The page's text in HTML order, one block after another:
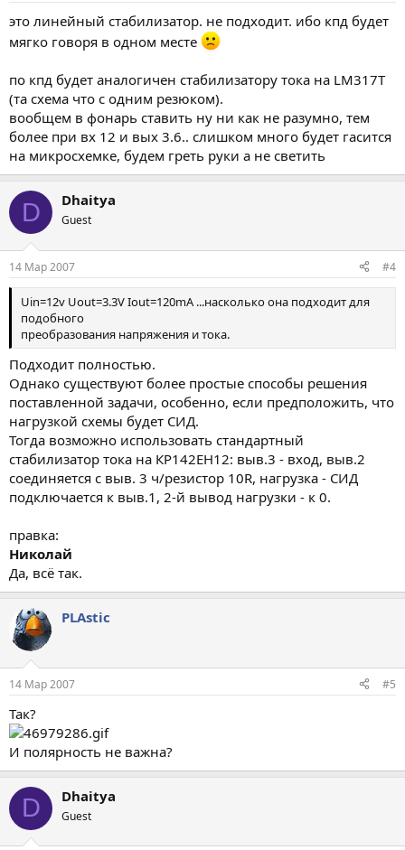
это линейный стабилизатор. не подходит. ибо кпд будет
мягко говоря в одном месте
по кпд будет аналогичен стабилизатору тока на LM317T
(та схема что с одним резюком).
вообщем в фонарь ставить ну ни как не разумно, тем
более при вх 12 и вых 3.6.. слишком много будет гасится
на микросхемке, будем греть руки а не светить
D Dhaitya
Guest
14 Мар 2007 #4
Uin=12v Uout=3.3V Iout=120mA ...насколько она подходит для
подобного
преобразования напряжения и тока.
Подходит полностью.
Однако существуют более простые способы решения
поставленной задачи, особенно, если предположить, что
нагрузкой схемы будет СИД.
Тогда возможно использовать стандартный
стабилизатор тока на КР142ЕН12: выв.3 - вход, выв.2
соединяется с выв. 3 ч/резистор 10R, нагрузка - СИД
подключается к выв.1, 2-й вывод нагрузки - к 0.
правка:
Николай
Да, всё так.
PLAstic
14 Мар 2007 #5
Так?
И полярность не важна?
D Dhaitya
Guest